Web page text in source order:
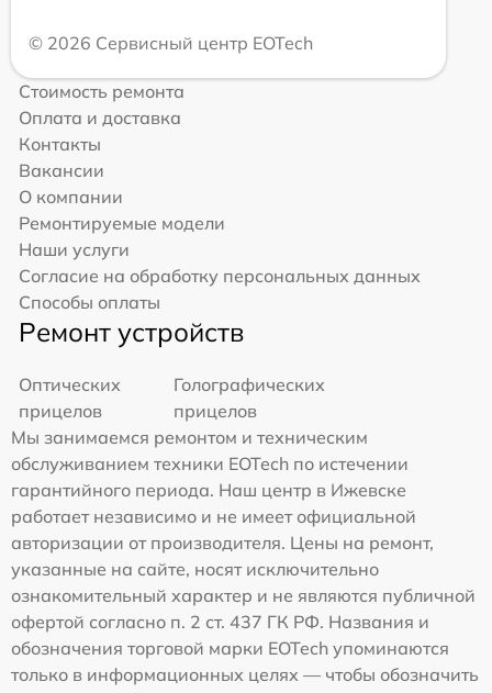
© 2026 Сервисный центр EOTech
Стоимость ремонта
Оплата и доставка
Контакты
Вакансии
О компании
Ремонтируемые модели
Наши услуги
Согласие на обработку персональных данных
Способы оплаты
Ремонт устройств
Оптических
прицелов
Голографических
прицелов
Мы занимаемся ремонтом и техническим
обслуживанием техники EOTech по истечении
гарантийного периода. Наш центр в Ижевске
работает независимо и не имеет официальной
авторизации от производителя. Цены на ремонт,
указанные на сайте, носят исключительно
ознакомительный характер и не являются публичной
офертой согласно п. 2 ст. 437 ГК РФ. Названия и
обозначения торговой марки EOTech упоминаются
только в информационных целях — чтобы обозначить